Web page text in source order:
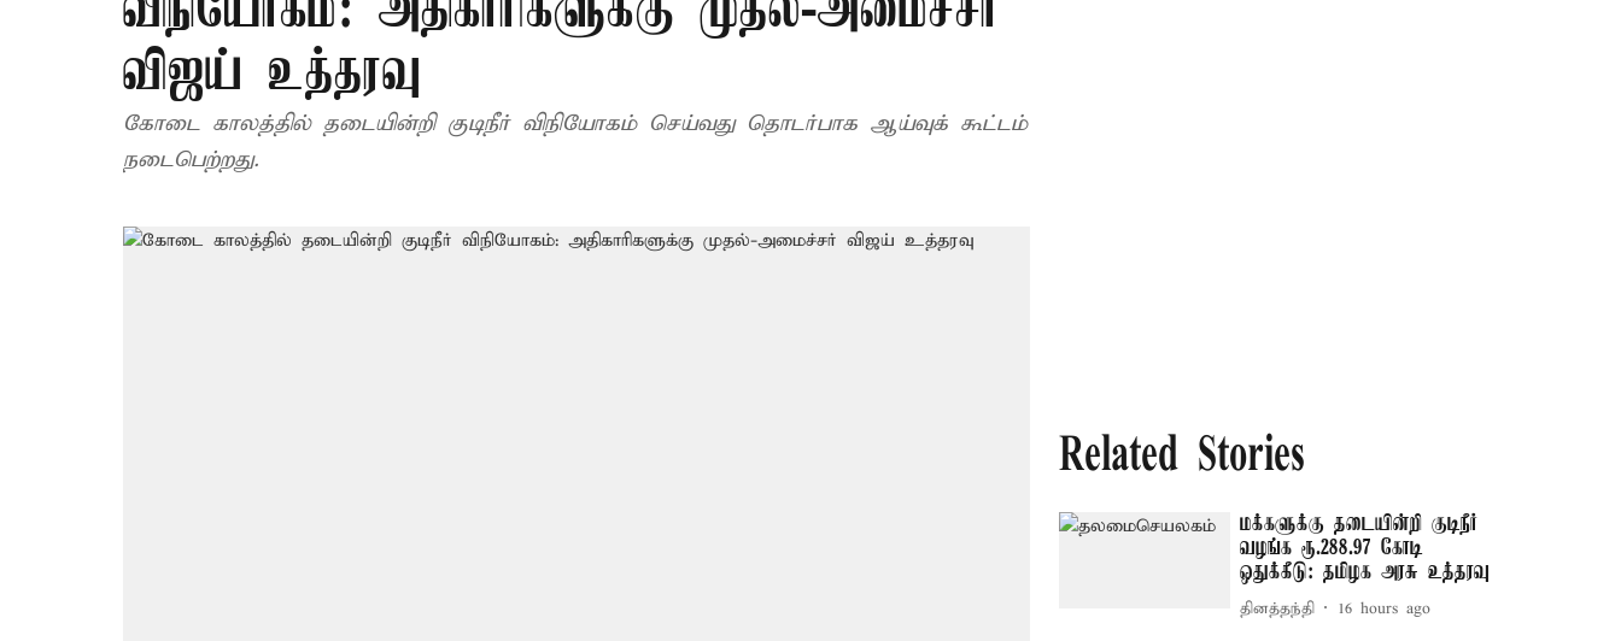
விஜய் உத்தரவு
கோடை காலத்தில் தடையின்றி குடிநீர் விநியோகம் செய்வது தொடர்பாக ஆய்வுக் கூட்டம்
நடைபெற்றது.
Related Stories
மக்களுக்கு தடையின்றி குடிநீர்
வழங்க ரூ.288.97 கோடி
ஒதுக்கீடு: தமிழக அரசு உத்தரவு
தினத்தந்தி 16 hours ago